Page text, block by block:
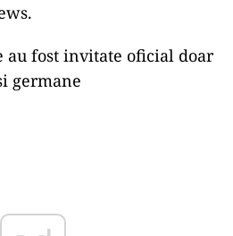
au fost invitate oficial doar
germane